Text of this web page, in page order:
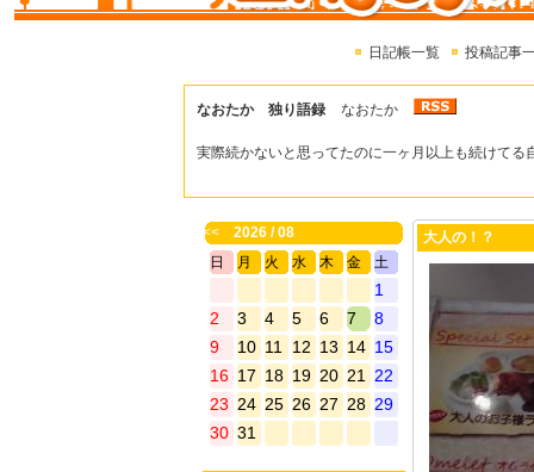
日記帳一覧 投稿記事
なおたか 独り語録 なおたか
実際続かないと思ってたのに一ヶ月以上も続けてる
<<
2026 / 08
日
月 火 水 木 金 土
1
2
3 4 5 6 7
8
9
10 11 12 13 14 15
16 17 18 19 20 21
22
23 24 25 26 27 28 29
30 31
大人の！？